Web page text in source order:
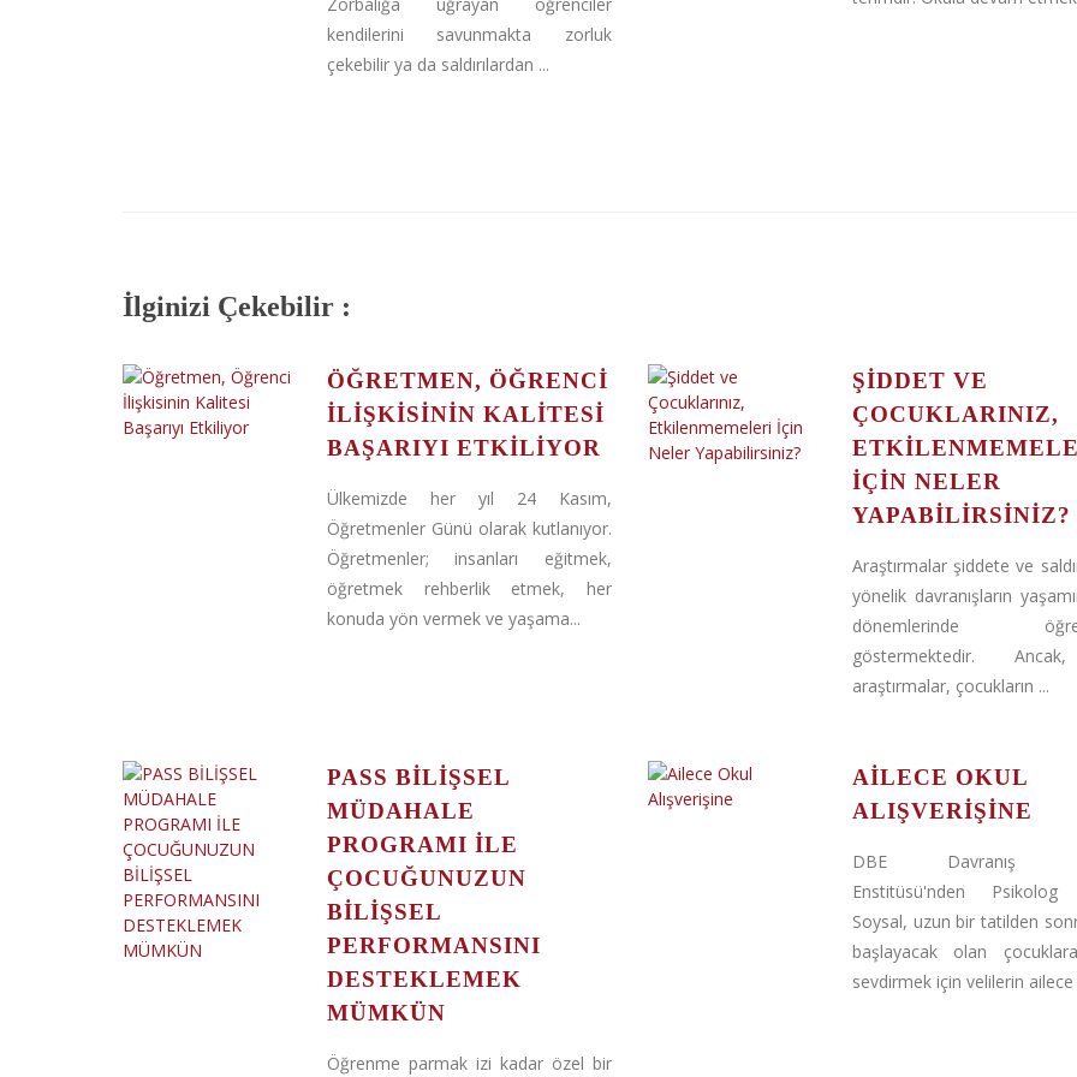
kendilerini savunmakta zorluk
çekebilir ya da saldırılardan ...
İlginizi Çekebilir :
ÖĞRETMEN, ÖĞRENCI
İLIŞKISININ KALITESI
BAŞARIYI ETKILIYOR
Ülkemizde her yıl 24 Kasım,
Öğretmenler Günü olarak kutlanıyor.
Öğretmenler; insanları eğitmek,
öğretmek rehberlik etmek, her
konuda yön vermek ve yaşama...
ŞIDDET VE
ÇOCUKLARINIZ,
İÇIN NELER
YAPABILIRSINIZ?
Araştırmalar şiddete ve
yönelik davranışların
dönemlerinde
göstermektedir.
araştırmalar, çocukların ...
PASS BİLİŞSEL
MÜDAHALE
PROGRAMI İLE
ÇOCUĞUNUZUN
BİLİŞSEL
PERFORMANSINI
DESTEKLEMEK
MÜMKÜN
Öğrenme parmak izi kadar özel bir
AILECE OKUL
ALIŞVERIŞINE
DBE Davranış
Enstitüsü'nden Psikolog
Soysal, uzun bir tatilden
başlayacak olan
sevdirmek için velilerin ailece